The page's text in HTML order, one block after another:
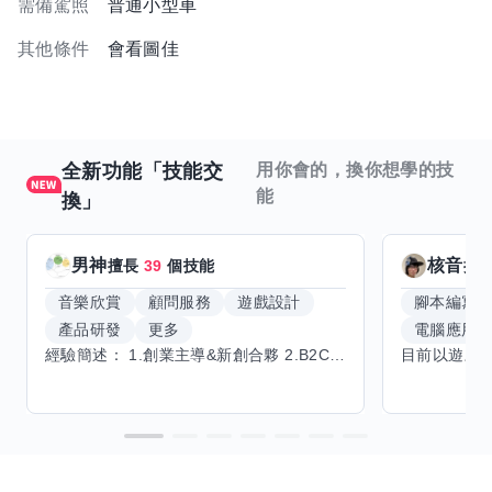
需備駕照 普通小型車
其他條件 會看圖佳
全新功能「技能交
換」
用你會的，換你想學的技
能
男神擅長39 個技能
音樂欣賞 顧問服務
遊戲設計
產品研發
更多
核音擅
腳本編寫
電腦應用